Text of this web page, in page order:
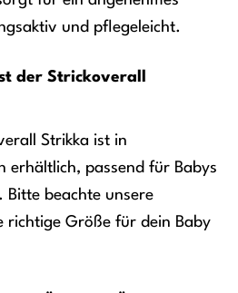
und pflegeleicht.
der Strickoverall
Strikka ist in
erhältlich, passend für Babys
Bitte beachte unsere
richtige Größe für dein Baby